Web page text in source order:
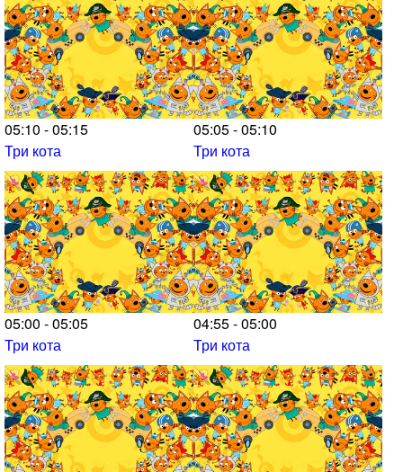
05:10 - 05:15
Три кота
05:05 - 05:10
Три кота
05:00 - 05:05
Три кота
04:55 - 05:00
Три кота